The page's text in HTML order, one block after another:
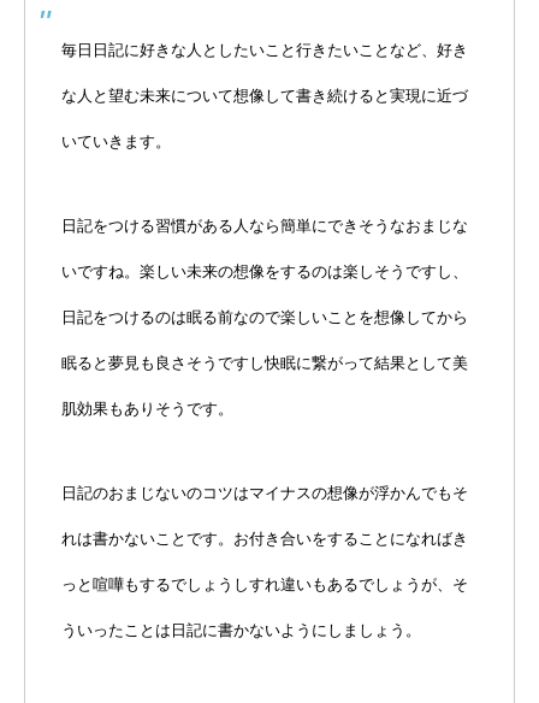
毎日日記に好きな人としたいこと行きたいことなど、好き
な人と望む未来について想像して書き続けると実現に近づ
いていきます。
日記をつける習慣がある人なら簡単にできそうなおまじな
いですね。楽しい未来の想像をするのは楽しそうですし、
日記をつけるのは眠る前なので楽しいことを想像してから
眠ると夢見も良さそうですし快眠に繋がって結果として美
肌効果もありそうです。
日記のおまじないのコツはマイナスの想像が浮かんでもそ
れは書かないことです。お付き合いをすることになればき
っと喧嘩もするでしょうしすれ違いもあるでしょうが、そ
ういったことは日記に書かないようにしましょう。